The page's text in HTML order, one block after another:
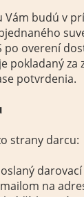
Vám budú v
po overení
pokladaný
potvrdenia.
strany darcu:
na